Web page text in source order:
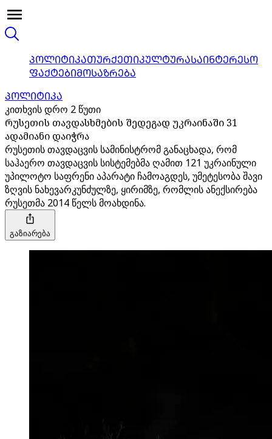
ᲞᲝᲚᲘᲢᲘᲙᲐᲗᲣᲠᲥᲔᲗᲘᲙᲣᲚᲢᲣᲠᲐᲡᲐᲘᲜᲢᲔᲠᲔᲡᲝ
ᲤᲐᲥᲢᲔᲑᲘᲛᲝᲡᲐᲖᲠᲔᲑᲐ
ᲞᲝᲚᲘᲢᲘᲙᲐ
კითხვის დრო 2 წუთი
რუსეთის თავდასხმების შედეგად უკრაინაში 31
ადამიანი დაიჭრა
რუსეთის თავდაცვის სამინისტრომ განაცხადა, რომ
საჰაერო თავდაცვის სისტემებმა ღამით 121 უკრაინული
უპილოტო საფრენი აპარატი ჩამოაგდეს, უმეტესობა შავი
ზღვის ნახევარკუნძულზე, ყირიმზე, რომლის ანექსირება
რუსეთმა 2014 წელს მოახდინა.
გაზიარება